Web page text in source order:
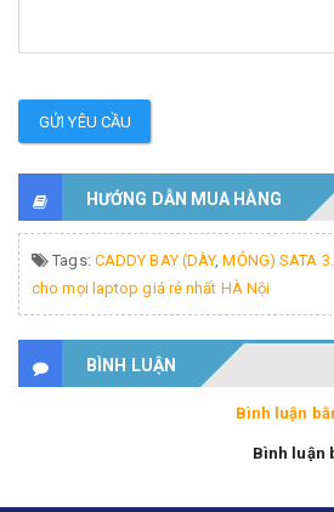
GỬI YÊU CẦU
HƯỚNG DẪN MUA HÀNG
Tags: CADDY BAY (DÀY,MỎNG) SATA
cho mọi laptop giá rẻ nhất HÀ Nội
BÌNH LUẬN
Bình luận
Bình luận